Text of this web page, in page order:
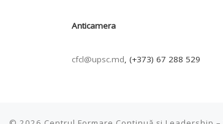
Anticamera
cfcl@upsc.md, (+373) 67 288 529